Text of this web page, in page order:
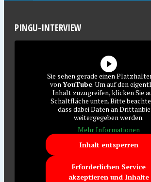
PINGU-INTERVIEW
Sie sehen gerade einen
vonYouTube. Um auf den
Inhalt zuzugreifen, klicken Sie
Schaltfläche unten. Bitte
dass dabei Daten an
weitergegeben werden.
Mehr Informationen
Inhalt entsperren
Erforderlichen Service
akzeptieren und Inhalte